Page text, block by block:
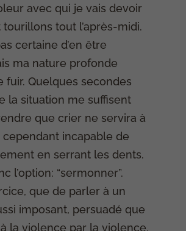
avec qui je vais devoir
tout l’après-midi.
certaine d’en être
ma nature profonde
fuir. Quelques secondes
la situation me suffisent
que crier ne servira à
cependant incapable de
en serrant les dents.
l’option: “sermonner”.
que de parler à un
imposant, persuadé que
à la violence par la violence.